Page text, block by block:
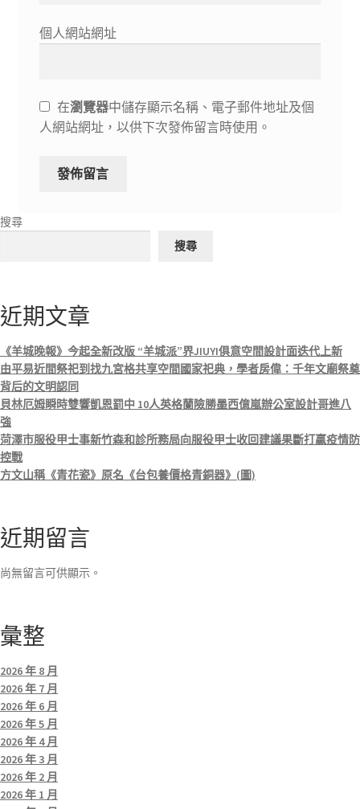
個人網站網址
在瀏覽器中儲存顯示名稱、電子郵件地址及個
人網站網址，以供下次發佈留言時使用。
搜尋
搜尋
近期文章
《羊城晚報》今起全新改版 “羊城派”界JIUYI俱意空間設計面迭代上新
由平易近間祭祀到找九宮格共享空間國家祀典，學者房偉：千年文廟祭奠
背后的文明認同
貝林厄姆瞬時雙響凱恩罰中 10人英格蘭險勝墨西億嵐辦公室設計哥進八
強
菏澤市服役甲士事新竹森和診所務局向服役甲士收回建議果斷打贏疫情防
控戰
方文山稱《青花瓷》原名《台包養價格青銅器》(圖)
近期留言
尚無留言可供顯示。
彙整
2026 年 8 月
2026 年 7 月
2026 年 6 月
2026 年 5 月
2026 年 4 月
2026 年 3 月
2026 年 2 月
2026 年 1 月